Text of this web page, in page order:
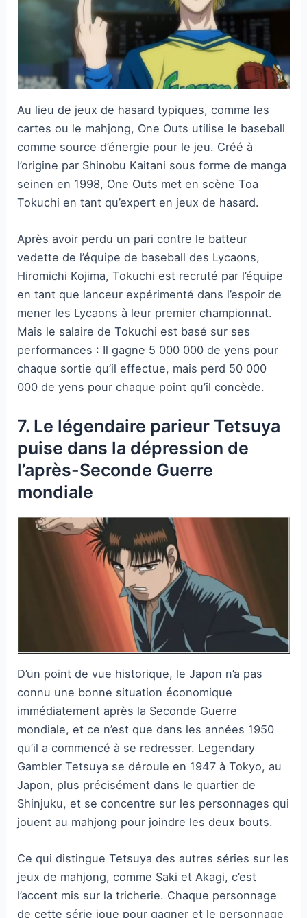
Au lieu de jeux de hasard typiques, comme les
cartes ou le mahjong, One Outs utilise le baseball
comme source d’énergie pour le jeu. Créé à
l’origine par Shinobu Kaitani sous forme de manga
seinen en 1998, One Outs met en scène Toa
Tokuchi en tant qu’expert en jeux de hasard.
Après avoir perdu un pari contre le batteur
vedette de l’équipe de baseball des Lycaons,
Hiromichi Kojima, Tokuchi est recruté par l’équipe
en tant que lanceur expérimenté dans l’espoir de
mener les Lycaons à leur premier championnat.
Mais le salaire de Tokuchi est basé sur ses
performances : Il gagne 5 000 000 de yens pour
chaque sortie qu’il effectue, mais perd 50 000
000 de yens pour chaque point qu’il concède.
7. Le légendaire parieur Tetsuya
puise dans la dépression de
l’après-Seconde Guerre
mondiale
D’un point de vue historique, le Japon n’a pas
connu une bonne situation économique
immédiatement après la Seconde Guerre
mondiale, et ce n’est que dans les années 1950
qu’il a commencé à se redresser. Legendary
Gambler Tetsuya se déroule en 1947 à Tokyo, au
Japon, plus précisément dans le quartier de
Shinjuku, et se concentre sur les personnages qui
jouent au mahjong pour joindre les deux bouts.
Ce qui distingue Tetsuya des autres séries sur les
jeux de mahjong, comme Saki et Akagi, c’est
l’accent mis sur la tricherie. Chaque personnage
de cette série joue pour gagner et le personnage